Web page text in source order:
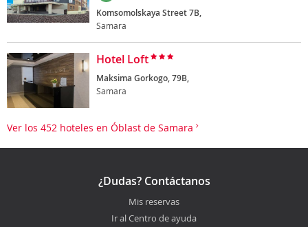
Komsomolskaya Street 7B,
Samara
Hotel Loft
Maksima Gorkogo, 79B,
Samara
Ver los 452 hoteles en Óblast de Samara
¿Dudas? Contáctanos
Mis reservas
Ir al Centro de ayuda